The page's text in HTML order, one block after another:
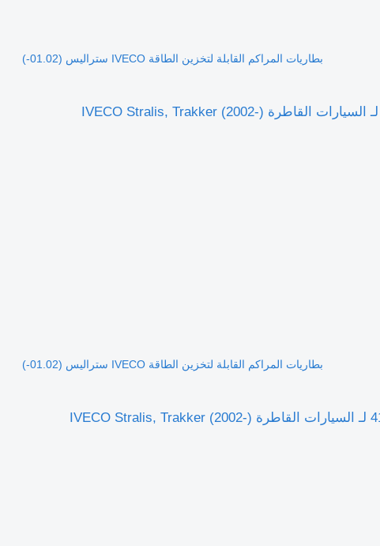
بطاريات المراكم القابلة لتخزين الطاقة IVECO ستراليس (01.02-)
بطاريات المراكم القابلة لتخزين الطاقة IVECO ستراليس (01.02-)